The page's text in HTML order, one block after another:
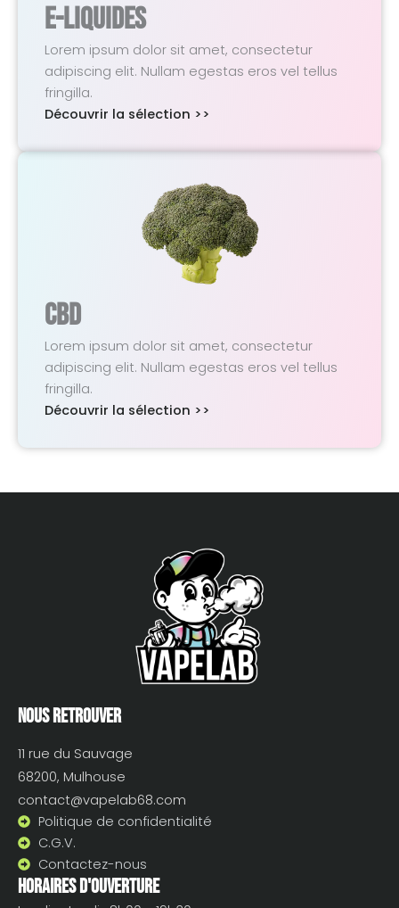
E-Liquides
Lorem ipsum dolor sit amet, consectetur
adipiscing elit. Nullam egestas eros vel tellus
fringilla.
Découvrir la sélection >>
CBD
Lorem ipsum dolor sit amet, consectetur
adipiscing elit. Nullam egestas eros vel tellus
fringilla.
Découvrir la sélection >>
Nous retrouver
11 rue du Sauvage
68200, Mulhouse
contact@vapelab68.com
Politique de confidentialité
C.G.V.
Contactez-nous
Horaires d'ouverture